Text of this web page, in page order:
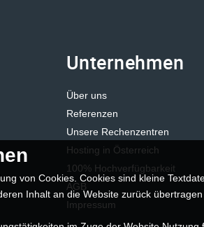
Unternehmen
Über uns
Referenzen
Unsere Rechenzentren
Hosting in Österreich
100% Hochverfügbarkeit
AGB
Impressum
von Cookies. Cookies sind kleine
Inhalt an die Website zurück